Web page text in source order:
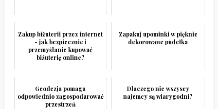
Zakup biżuterii przez internet
- jak bezpiecznie i
przemyślanie kupować
biżuterię online?
Zapakuj upominki w pięknie
dekorowane pudełka
Geodezja pomaga
odpowiednio zagospodarować
przestrzeń
Dlaczego nie wszyscy
najemcy są wiarygodni?